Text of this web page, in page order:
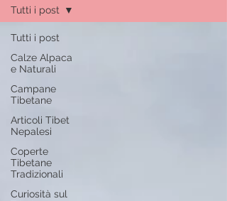
Tutti i post
Calze Alpaca
e Naturali
Campane
Tibetane
Articoli Tibet
Nepalesi
Coperte
Tibetane
Tradizionali
Curiosità sul
Tutti i post